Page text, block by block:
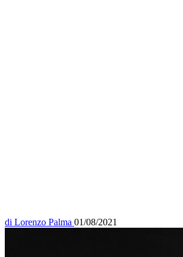
di Lorenzo Palma 01/08/2021